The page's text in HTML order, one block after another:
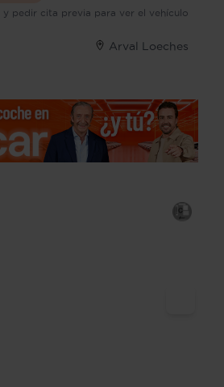
y pedir cita previa para ver el vehículo
Arval Loeches